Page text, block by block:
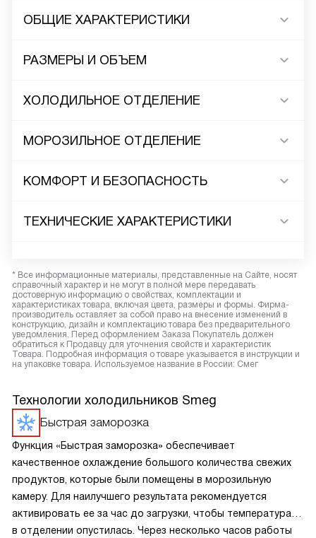
ОБЩИЕ ХАРАКТЕРИСТИКИ
РАЗМЕРЫ И ОБЪЕМ
ХОЛОДИЛЬНОЕ ОТДЕЛЕНИЕ
МОРОЗИЛЬНОЕ ОТДЕЛЕНИЕ
КОМФОРТ И БЕЗОПАСНОСТЬ
ТЕХНИЧЕСКИЕ ХАРАКТЕРИСТИКИ
* Все информационные материалы, представленные на Сайте, носят
справочный характер и не могут в полной мере передавать
достоверную информацию о свойствах, комплектации и
характеристиках товара, включая цвета, размеры и формы. Фирма-
производитель оставляет за собой право на внесение изменений в
конструкцию, дизайн и комплектацию товара без предварительного
уведомления. Перед оформлением Заказа Покупатель должен
обратиться к Продавцу для уточнения свойств и характеристик
Товара. Подробная информация о товаре указывается в инструкции и
на упаковке товара. Используемое название в России: Смег
Технологии холодильников Smeg
Быстрая заморозка
Функция «Быстрая заморозка» обеспечивает
качественное охлаждение большого количества свежих
продуктов, которые были помещены в морозильную
камеру. Для наилучшего результата рекомендуется
активировать ее за час до загрузки, чтобы температура
в отделении опустилась. Через несколько часов работы